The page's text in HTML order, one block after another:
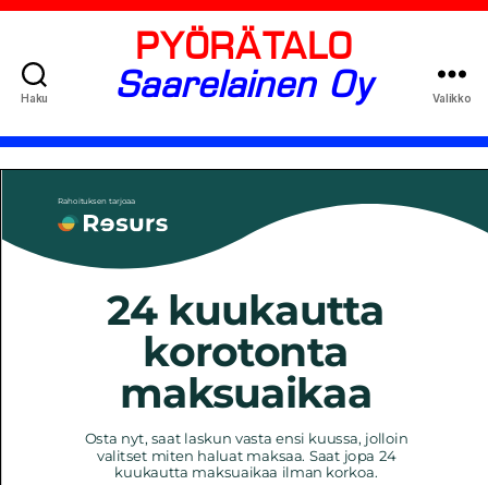
Haku
PYÖRÄTALO
Saarelainen Oy
Valikko